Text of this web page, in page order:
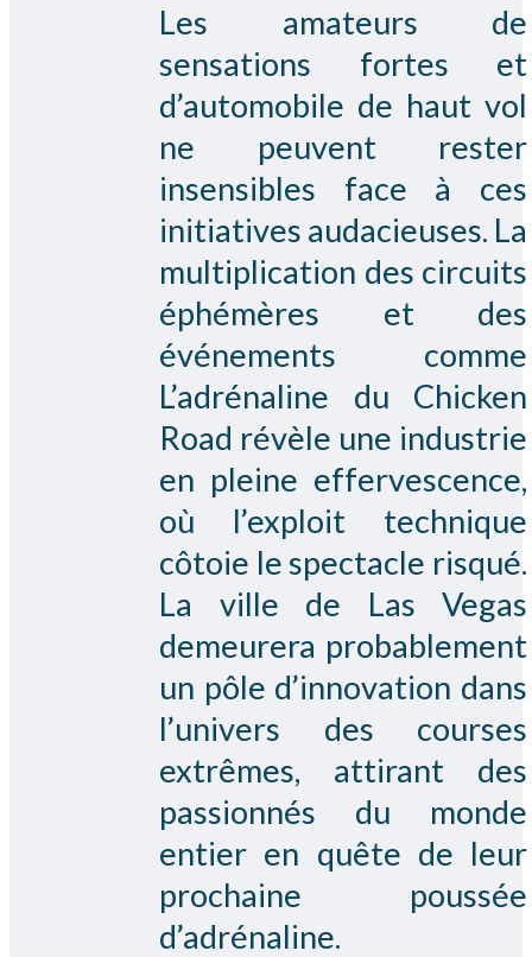
Les amateurs de
sensations fortes et
d’automobile de haut vol
ne peuvent rester
insensibles face à ces
initiatives audacieuses. La
multiplication des circuits
éphémères et des
événements comme
L’adrénaline du Chicken
Road révèle une industrie
en pleine effervescence,
où l’exploit technique
côtoie le spectacle risqué.
La ville de Las Vegas
demeurera probablement
un pôle d’innovation dans
l’univers des courses
extrêmes, attirant des
passionnés du monde
entier en quête de leur
prochaine poussée
d’adrénaline.